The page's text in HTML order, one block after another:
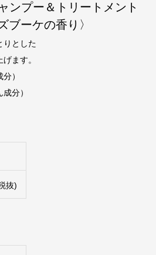
ンプー＆トリートメント
ブーケの香り〉
りとした
ます。
）
分）
抜)